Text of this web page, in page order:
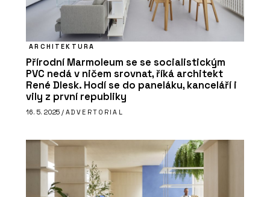
ARCHITEKTURA
Přírodní Marmoleum se se socialistickým
PVC nedá v ničem srovnat, říká architekt
René Dlesk. Hodí se do paneláku, kanceláří i
vily z první republiky
16. 5. 2025 / ADVERTORIAL